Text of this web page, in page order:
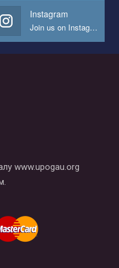
на наш канал YouTube
Instagram
Join us on Instagram
www.upogau.org